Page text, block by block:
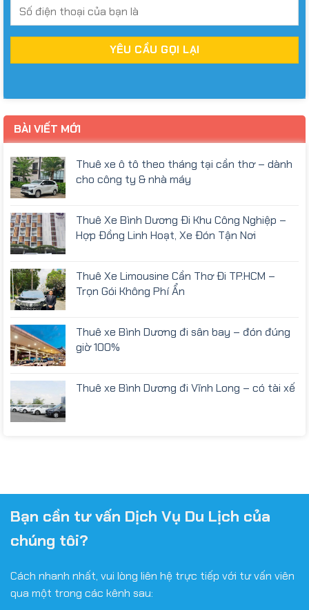
BÀI VIẾT MỚI
Thuê xe ô tô theo tháng tại cần thơ – dành
cho công ty & nhà máy
Thuê Xe Bình Dương Đi Khu Công Nghiệp –
Hợp Đồng Linh Hoạt, Xe Đón Tận Nơi
Thuê Xe Limousine Cần Thơ Đi TP.HCM –
Trọn Gói Không Phí Ẩn
Thuê xe Bình Dương đi sân bay – đón đúng
giờ 100%
Thuê xe Bình Dương đi Vĩnh Long – có tài xế
Bạn cần tư vấn Dịch Vụ Du Lịch của
chúng tôi?
Cách nhanh nhất, vui lòng liên hệ trực tiếp với tư vấn viên
qua một trong các kênh sau: